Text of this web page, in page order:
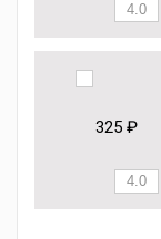
325 ₽